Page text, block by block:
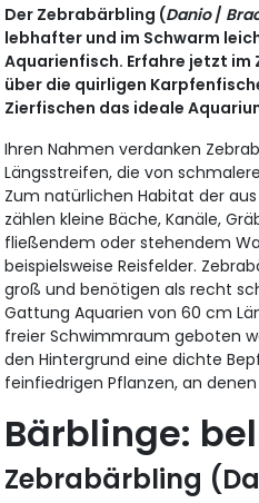
Der Zebrabärbling (Danio/
lebhafter und im Schwarm
Aquarienfisch. Erfahre jetzt im
über die quirligen
Zierfischen das ideale
Ihren Nahmen verdanken
Längsstreifen, die von
Zum natürlichen Habitat der
zählen kleine Bäche, Kanäle,
fließendem oder stehendem
beispielsweise Reisfelder.
groß und benötigen als recht
Gattung Aquarien von 60 cm
freier Schwimmraum geboten
den Hintergrund eine dichte
feinfiedrigen Pflanzen, an
Bärblinge:
Zebrabärbling